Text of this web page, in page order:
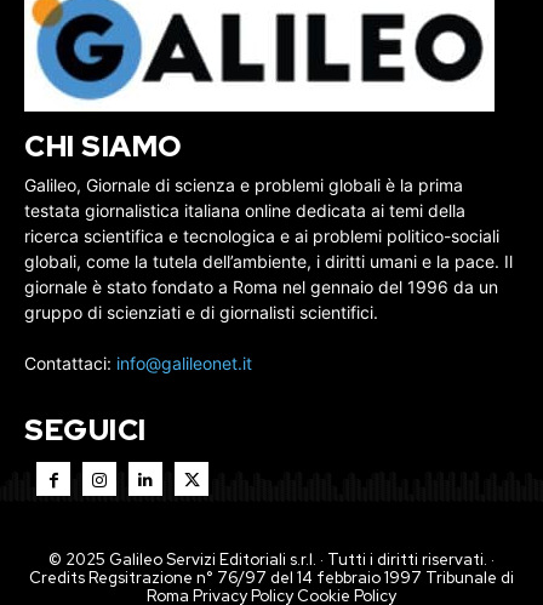
CHI SIAMO
Galileo, Giornale di scienza e problemi globali è la prima
testata giornalistica italiana online dedicata ai temi della
ricerca scientifica e tecnologica e ai problemi politico-sociali
globali, come la tutela dell’ambiente, i diritti umani e la pace. Il
giornale è stato fondato a Roma nel gennaio del 1996 da un
gruppo di scienziati e di giornalisti scientifici.
Contattaci: info@galileonet.it
SEGUICI
© 2025 Galileo Servizi Editoriali s.r.l. · Tutti i diritti riservati. ·
Credits Regsitrazione n° 76/97 del 14 febbraio 1997 Tribunale di
Roma Privacy PolicyCookie Policy